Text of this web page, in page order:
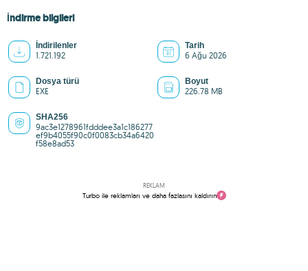
İndirme bilgileri
İndirilenler
1.721.192
Tarih
6 Ağu 2026
Dosya türü
EXE
Boyut
226.78 MB
SHA256
9ac3e1278961fdddee3a1c186277
ef9b4055f90c0f0083cb34a6420
f58e8ad53
REKLAM
Turbo ile reklamları ve daha fazlasını kaldırın